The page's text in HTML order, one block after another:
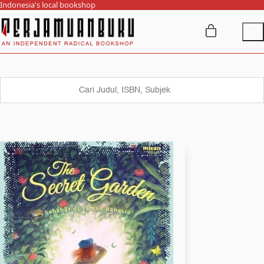
Indonesia's local bookshop